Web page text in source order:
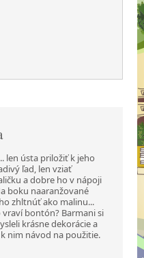
len ústa priložiť k jeho
ľad, len vziať
a dobre ho v nápoji
boku naaranžované
zhltnúť ako malinu...
vraví bontón? Barmani si
krásne dekorácie a
nim návod na použitie.